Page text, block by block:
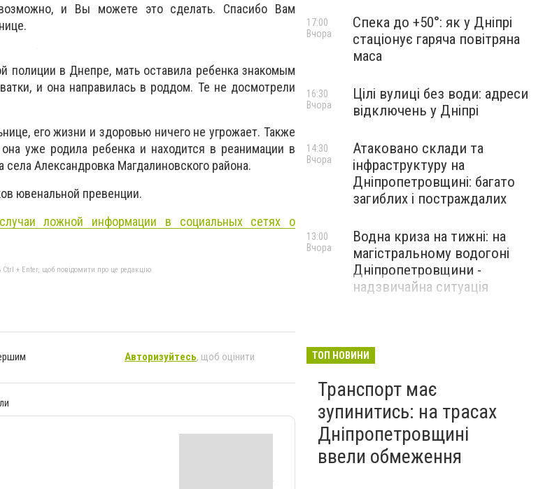
и Вы можете это сделать. Спасибо Вам
полиции в Днепре, мать оставила ребенка знакомым
и она направилась в роддом. Те не досмотрели
его жизни и здоровью ничего не угрожает. Также
​​уже родила ребенка и находится в реанимации в
Александровка Магдалиновского района.
ювенальной превенции.
ложной информации в социальных сетях о
+ Enter, щоб повідомити про це редакцію
Авторизуйтесь, щоб оцінити
Спека до +50°: як у Дніпрі
стаціонує гаряча повітряна
маса
17:00
Вчора
Цілі вулиці без води: адреси
відключень у Дніпрі
16:30
Вчора
Атаковано склади та
інфраструктуру на
Дніпропетровщині: багато
загиблих і постраждалих
14:30
Вчора
Водна криза на тижні: на
магістральному водогоні
Дніпропетровщини -
надзвичайна ситуація
13:00
Вчора
ТОП НОВИНИ
Транспорт має
зупинитись: на трасах
Дніпропетровщині
ввели обмеження